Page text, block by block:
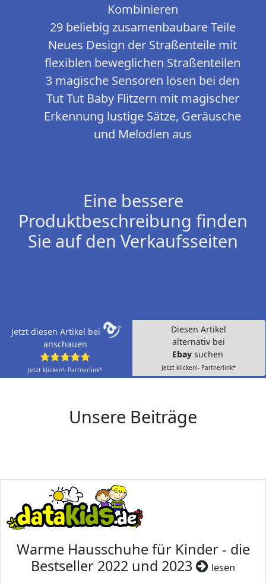
Kombinieren
29 beliebig zusamenbaubare Teile
Neues Design der Straßenteile mit
flexiblen beweglichen Straßenteilen
3 magische Sensoren lösen bei den
Tut Tut Baby Flitzern mit magischer
Erkennung lustige Sätze, Geräusche
und Melodien aus
Eine bessere
Produktbeschreibung finden
Sie auf den Verkaufsseiten
Jetzt diesen Artikel bei
anschauen
⭐⭐⭐⭐⭐
Jetzt klicken!- Partnerlink*
Diesen Artikel
alternativ bei
Ebay suchen
Jetzt klicken!- Partnerlink*
Unsere Beiträge
Warme Hausschuhe für Kinder - die
Bestseller 2022 und 2023
lesen